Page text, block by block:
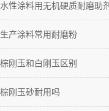
水性涂料用无机硬质耐磨助
生产涂料常用耐磨粉
棕刚玉和白刚玉区别
棕刚玉砂耐用吗